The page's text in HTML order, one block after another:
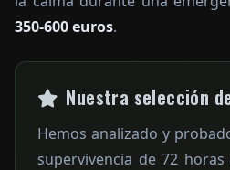
350-600 euros.
Nuestra selección
Hemos analizado y
supervivencia de 72